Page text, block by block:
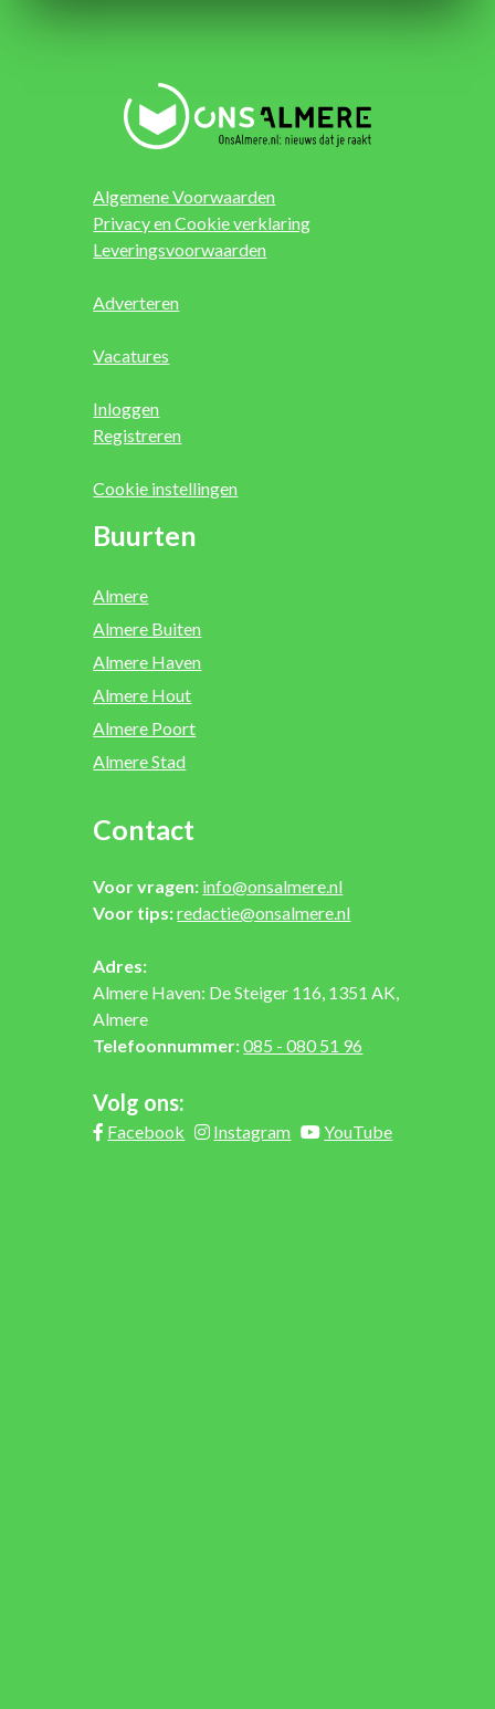
Algemene Voorwaarden
Privacy en Cookie verklaring
Leveringsvoorwaarden
Adverteren
Vacatures
Inloggen
Registreren
Cookie instellingen
Buurten
Almere
Almere Buiten
Almere Haven
Almere Hout
Almere Poort
Almere Stad
Contact
Voor vragen: info@onsalmere.nl
Voor tips:redactie@onsalmere.nl
Adres:
Almere Haven: De Steiger 116, 1351 AK,
Almere
Telefoonnummer:085 - 080 51 96
Volg ons:
Facebook Instagram YouTube